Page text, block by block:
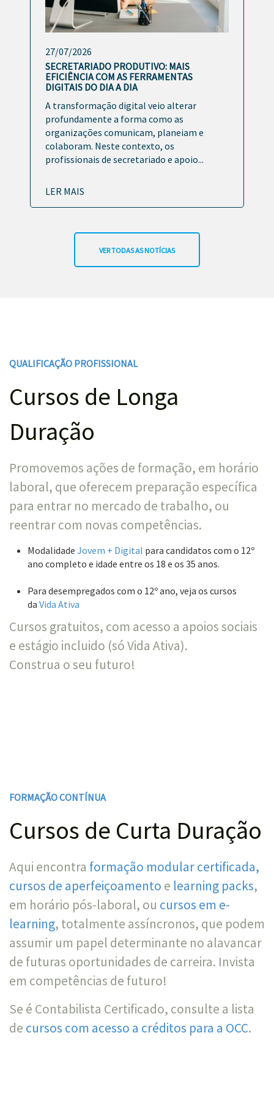
27/07/2026
SECRETARIADO PRODUTIVO: MAIS
EFICIÊNCIA COM AS FERRAMENTAS
DIGITAIS DO DIA A DIA
A transformação digital veio alterar
profundamente a forma como as
organizações comunicam, planeiam e
colaboram. Neste contexto, os
profissionais de secretariado e apoio...
LER MAIS
VER TODAS AS NOTÍCIAS
QUALIFICAÇÃO PROFISSIONAL
Cursos de Longa
Duração
Promovemos ações de formação, em horário
laboral, que oferecem preparação específica
para entrar no mercado de trabalho, ou
reentrar com novas competências.
Modalidade Jovem + Digital para candidatos com o 12º
ano completo e idade entre os 18 e os 35 anos.
Para desempregados com o 12º ano, veja os cursos
da Vida Ativa
Cursos gratuitos, com acesso a apoios sociais
e estágio incluido (só Vida Ativa).
Construa o seu futuro!
FORMAÇÃO CONTÍNUA
Cursos de Curta Duração
Aqui encontra formação modular certificada,
cursos de aperfeiçoamento e learning packs,
em horário pós-laboral, ou cursos em e-
learning, totalmente assíncronos, que podem
assumir um papel determinante no alavancar
de futuras oportunidades de carreira. Invista
em competências de futuro!
Se é Contabilista Certificado, consulte a lista
de cursos com acesso a créditos para a OCC.